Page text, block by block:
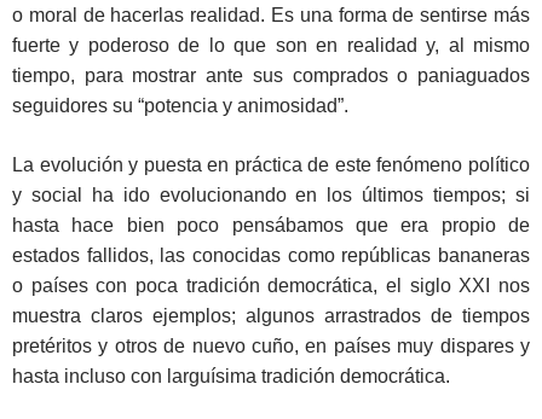
o moral de hacerlas realidad. Es una forma de sentirse más
fuerte y poderoso de lo que son en realidad y, al mismo
tiempo, para mostrar ante sus comprados o paniaguados
seguidores su “potencia y animosidad”.
La evolución y puesta en práctica de este fenómeno político
y social ha ido evolucionando en los últimos tiempos; si
hasta hace bien poco pensábamos que era propio de
estados fallidos, las conocidas como repúblicas bananeras
o países con poca tradición democrática, el siglo XXI nos
muestra claros ejemplos; algunos arrastrados de tiempos
pretéritos y otros de nuevo cuño, en países muy dispares y
hasta incluso con larguísima tradición democrática.